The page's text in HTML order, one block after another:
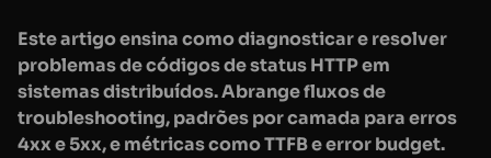
Este artigo ensina como diagnosticar e resolver
problemas de códigos de status HTTP em
sistemas distribuídos. Abrange fluxos de
troubleshooting, padrões por camada para erros
4xx e 5xx, e métricas como TTFB e error budget.